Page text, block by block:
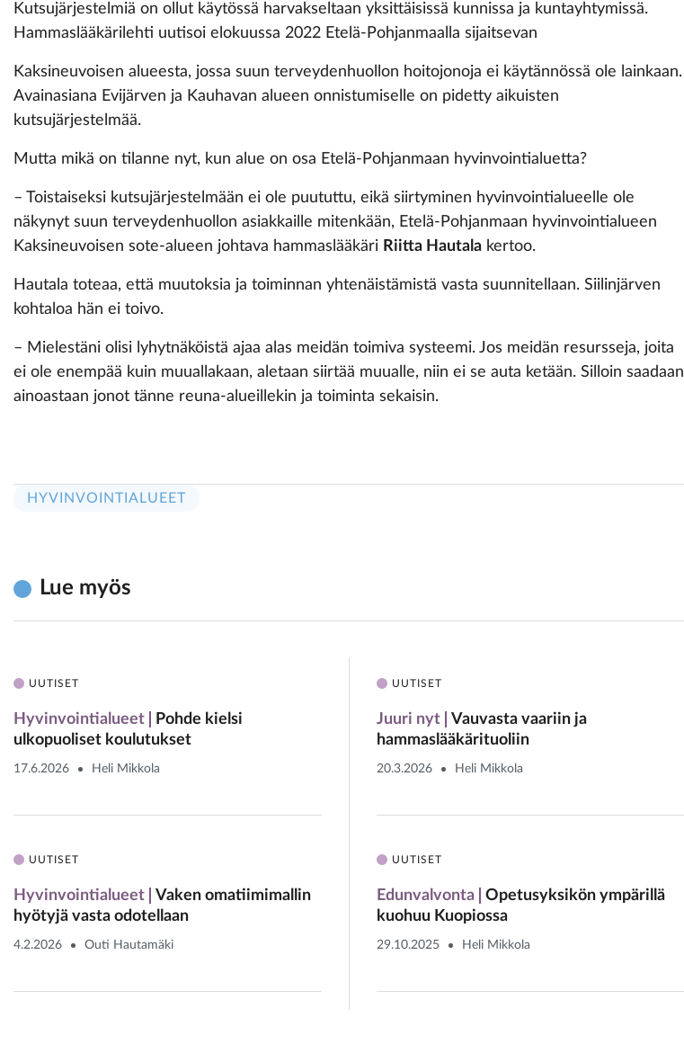
Kutsujärjestelmiä on ollut käytössä harvakseltaan yksittäisissä kunnissa ja kuntayhtymissä.
Hammaslääkärilehti uutisoi elokuussa 2022 Etelä-Pohjanmaalla sijaitsevan
Kaksineuvoisen alueesta, jossa suun terveydenhuollon hoitojonoja ei käytännössä ole lainkaan.
Avainasiana Evijärven ja Kauhavan alueen onnistumiselle on pidetty aikuisten
kutsujärjestelmää.
Mutta mikä on tilanne nyt, kun alue on osa Etelä-Pohjanmaan hyvinvointialuetta?
– Toistaiseksi kutsujärjestelmään ei ole puututtu, eikä siirtyminen hyvinvointialueelle ole
näkynyt suun terveydenhuollon asiakkaille mitenkään, Etelä-Pohjanmaan hyvinvointialueen
Kaksineuvoisen sote-alueen johtava hammaslääkäri Riitta Hautala kertoo.
Hautala toteaa, että muutoksia ja toiminnan yhtenäistämistä vasta suunnitellaan. Siilinjärven
kohtaloa hän ei toivo.
– Mielestäni olisi lyhytnäköistä ajaa alas meidän toimiva systeemi. Jos meidän resursseja, joita
ei ole enempää kuin muuallakaan, aletaan siirtää muualle, niin ei se auta ketään. Silloin saadaan
ainoastaan jonot tänne reuna-alueillekin ja toiminta sekaisin.
HYVINVOINTIALUEET
Lue myös
UUTISET
Hyvinvointialueet
Pohde kielsi
ulkopuoliset koulutukset
17.6.2026 Heli Mikkola
UUTISET
Juuri nyt
Vauvasta vaariin ja
hammaslääkärituoliin
20.3.2026 Heli Mikkola
UUTISET
Hyvinvointialueet
Vaken omatiimimallin
hyötyjä vasta odotellaan
4.2.2026 Outi Hautamäki
UUTISET
Edunvalvonta
Opetusyksikön ympärillä
kuohuu Kuopiossa
29.10.2025 Heli Mikkola